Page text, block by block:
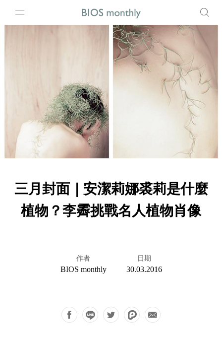
三月封面｜安潔莉娜裘莉是什麼
植物？李霽挑戰名人植物肖像
作者
BIOS monthly
日期
30.03.2016